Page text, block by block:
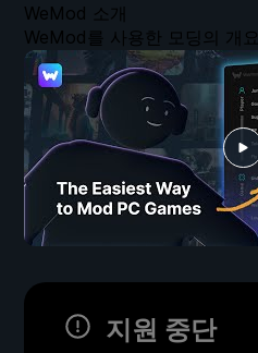
지원 중단
WeMod 소개
WeMod를 사용한 모딩의 개요